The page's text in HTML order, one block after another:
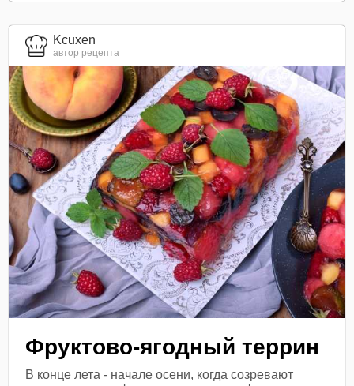
Kcuxen
автор рецепта
Фруктово-ягодный террин
В конце лета - начале осени, когда созревают